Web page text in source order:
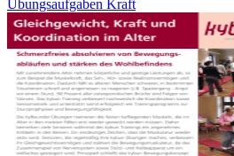
Übungsaufgaben Kraft